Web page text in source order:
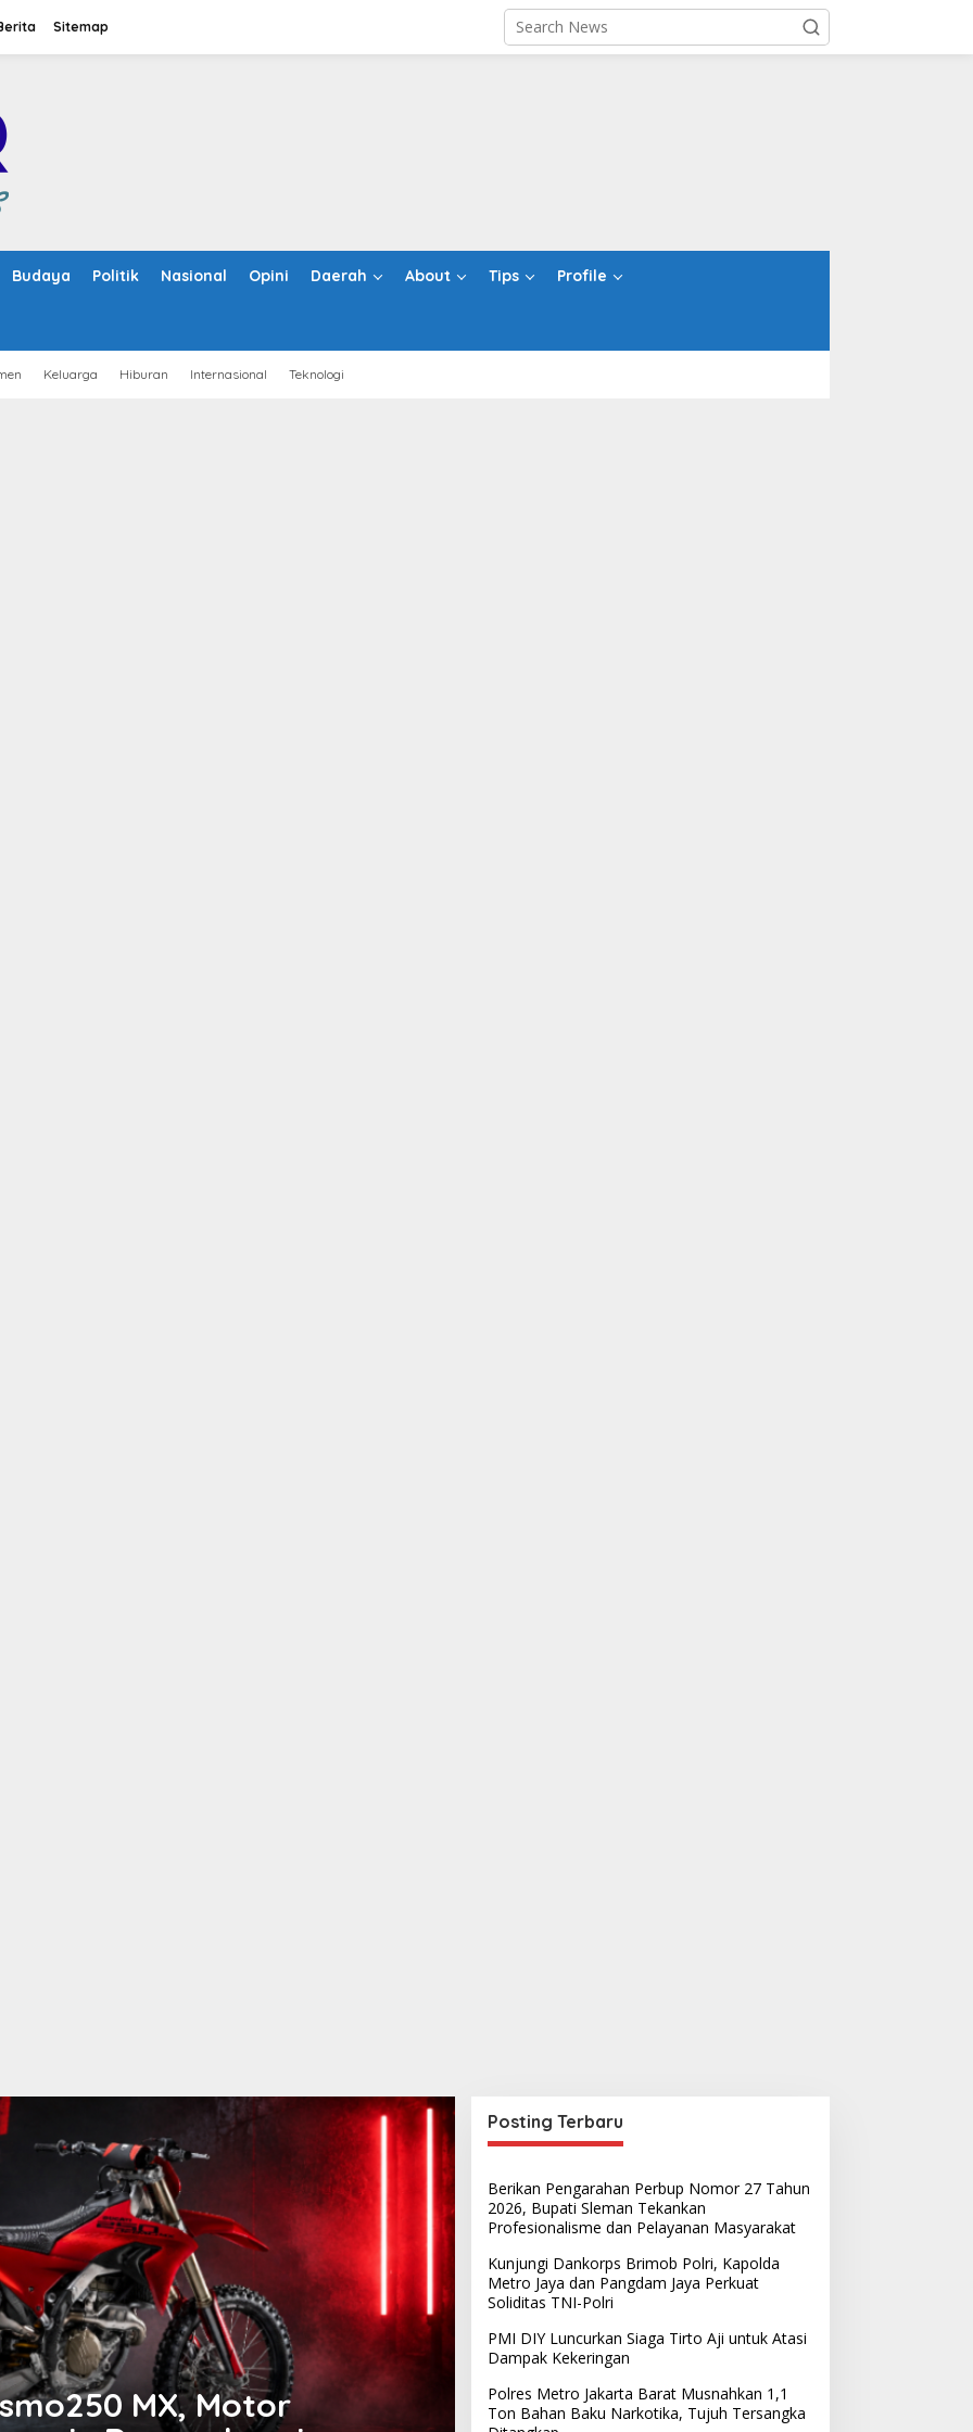
Sitemap
Budaya Politik Nasional Opini Daerah About Tips Profile
Keluarga Hiburan Internasional Teknologi
MX, Motor
Hiburan,Teknologi
SHOW Token Resmi
Posting Terbaru
Berikan Pengarahan Perbup Nomor 27 Tahun
2026, Bupati Sleman Tekankan
Profesionalisme dan Pelayanan Masyarakat
Kunjungi Dankorps Brimob Polri, Kapolda
Metro Jaya dan Pangdam Jaya Perkuat
Soliditas TNI-Polri
PMI DIY Luncurkan Siaga Tirto Aji untuk Atasi
Dampak Kekeringan
Polres Metro Jakarta Barat Musnahkan 1,1
Ton Bahan Baku Narkotika, Tujuh Tersangka